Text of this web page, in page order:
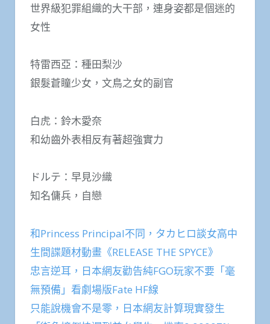
世界級犯罪組織的大干部，連身姿都是個迷的
女性
特雷西亞：種田梨沙
銀髮蒼瞳少女，文鳥之女的副官
白虎：鈴木愛奈
和幼齒外表相反有著超強實力
ドルテ：早見沙織
知名傭兵，自戀
和Princess Principal不同，タカヒロ談女高中
生間諜題材動畫《RELEASE THE SPYCE》
忠言逆耳，日本網友勸告純FGO玩家不要「毫
無預備」看劇場版Fate HF線
只能說機會不是零，日本網友計算現實發生